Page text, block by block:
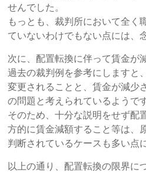
せんでした。
もっとも、裁判所において全く
ていないわけでもない点には、
次に、配置転換に伴って賃金が
過去の裁判例を参考にしますと
変更されることと、賃金が減少
の問題と考えられているようです
そのため、十分な説明をせず配
方的に賃金減額すること等は、
判断されているケースも多い点
以上の通り、配置転換の限界に